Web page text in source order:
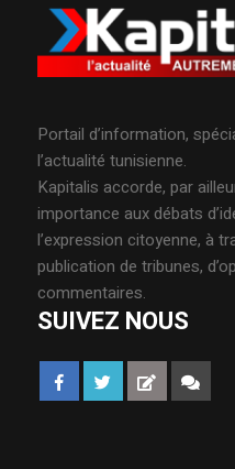
Portail d’information,
l’actualité tunisienne.
Kapitalis accorde, par
importance aux débats
l’expression citoyenne, à
publication de tribunes,
commentaires.
SUIVEZ NOUS